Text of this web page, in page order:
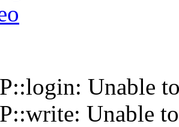
Unable
Unable